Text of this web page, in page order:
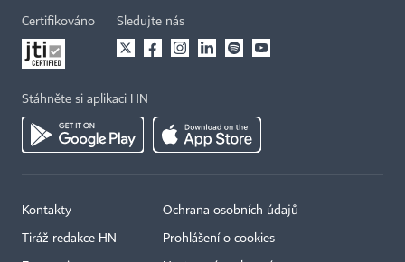
Certifikováno Sledujte nás
Stáhněte si aplikaci HN
Kontakty
Tiráž redakce HN
Ochrana osobních údajů
Prohlášení o cookies